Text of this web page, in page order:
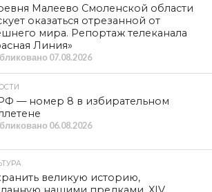
Малеево Смоленской области
оказаться отрезанной от
мира. Репортаж телеканала
Линия»
07.08.2026
— номер 8 в избирательном
06.08.2026
великую историю,